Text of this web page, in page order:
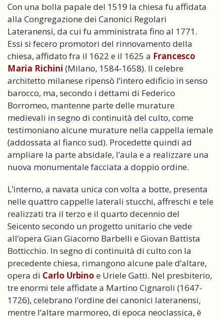
Con una bolla papale del 1519 la chiesa fu affidata
alla Congregazione dei Canonici Regolari
Lateranensi, da cui fu amministrata fino al 1771.
Essi si fecero promotori del rinnovamento della
chiesa, affidato fra il 1622 e il 1625 a Francesco
Maria Richini (Milano, 1584-1658). Il celebre
architetto milanese ripensò l’intero edificio in senso
barocco, ma, secondo i dettami di Federico
Borromeo, mantenne parte delle murature
medievali in segno di continuità del culto, come
testimoniano alcune murature nella cappella iemale
(addossata al fianco sud). Procedette quindi ad
ampliare la parte absidale, l’aula e a realizzare una
nuova monumentale facciata a doppio ordine.
L’interno, a navata unica con volta a botte, presenta
nelle quattro cappelle laterali stucchi, affreschi e tele
realizzati tra il terzo e il quarto decennio del
Seicento secondo un progetto unitario che vede
all’opera Gian Giacomo Barbelli e Giovan Battista
Botticchio. In segno di continuità di culto con la
precedente chiesa, rimangono alcune pale d’altare,
opera di Carlo Urbino e Uriele Gatti. Nel presbiterio,
tre enormi tele affidate a Martino Cignaroli (1647-
1726), celebrano l’ordine dei canonici lateranensi,
mentre l’altare marmoreo, di epoca neoclassica, è